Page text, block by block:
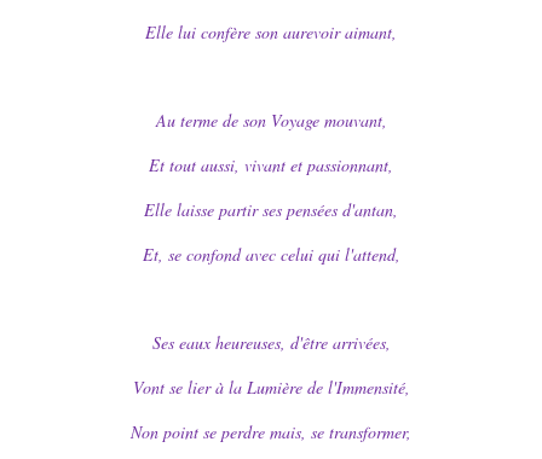
Elle lui confère son aurevoir aimant,
Au terme de son Voyage mouvant,
Et tout aussi, vivant et passionnant,
Elle laisse partir ses pensées d'antan,
Et, se confond avec celui qui l'attend,
Ses eaux heureuses, d'être arrivées,
Vont se lier à la Lumière de l'Immensité,
Non point se perdre mais, se transformer,